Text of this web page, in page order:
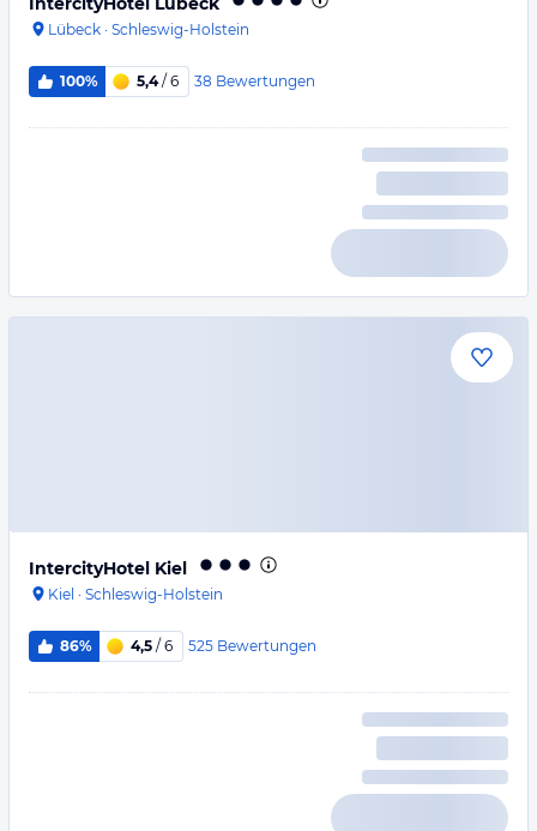
Lübeck · Schleswig-Holstein
100% 5,4/ 6 38 Bewertungen
IntercityHotel Kiel
Kiel · Schleswig-Holstein
86% 4,5 / 6 525 Bewertungen